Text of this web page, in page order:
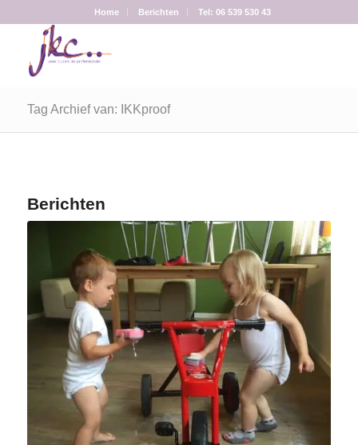
Home Berichten Tel: 06 539 530 43
Tag Archief van: IKKproof
Berichten